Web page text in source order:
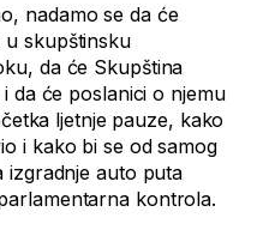
nadamo se da će
u skupštinsku
da će Skupština
da će poslanici o njemu
ljetnje pauze, kako
i kako bi se od samog
izgradnje auto puta
kontrola.